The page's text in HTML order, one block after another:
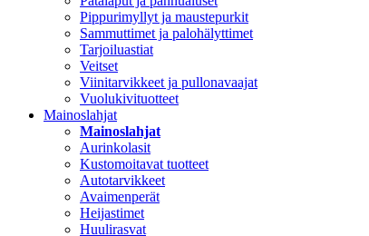
Pippurimyllyt ja maustepurkit
Sammuttimet ja palohälyttimet
Tarjoiluastiat
Veitset
Viinitarvikkeet ja pullonavaajat
Vuolukivituotteet
Mainoslahjat
Mainoslahjat
Aurinkolasit
Kustomoitavat tuotteet
Autotarvikkeet
Avaimenperät
Heijastimet
Huulirasvat